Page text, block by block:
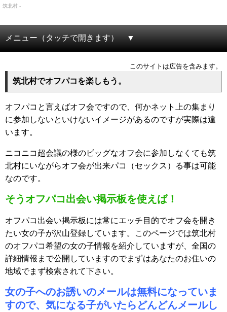
筑北村 -
メニュー（タッチで開きます）
このサイトは広告を含みます。
筑北村でオフパコを楽しもう。
オフパコと言えばオフ会ですので、何かネット上の集まり
に参加しないといけないイメージがあるのですが実際は違
います。
ニコニコ超会議の様のビッグなオフ会に参加しなくても筑
北村にいながらオフ会が出来パコ（セックス）る事は可能
なのです。
そうオフパコ出会い掲示板を使えば！
オフパコ出会い掲示板には常にエッチ目的でオフ会を開き
たい女の子が沢山登録しています。このページでは筑北村
のオフパコ希望の女の子情報を紹介していますが、全国の
詳細情報まで公開していますのでまずはあなたのお住いの
地域でまず検索されて下さい。
女の子へのお誘いのメールは無料になっていま
すので、気になる子がいたらどんどんメールし